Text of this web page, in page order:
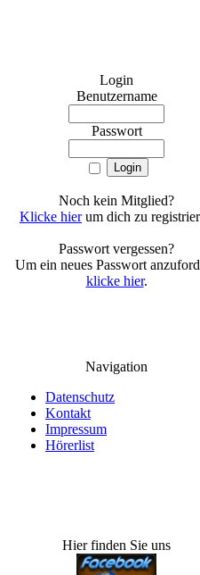
Login
Benutzername
Passwort
Noch kein Mitglied?
Klicke hierum dich zu
Passwort vergessen?
Um ein neues Passwort
klicke hier.
Navigation
Datenschutz
Kontakt
Impressum
Hörerlist
Hier finden Sie uns